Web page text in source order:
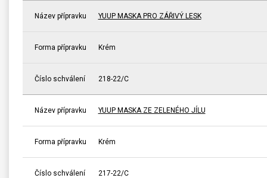
Název přípravku YUUP MASKA PRO ZÁŘIVÝ LESK
Forma přípravku Krém
Číslo schválení 218-22/C
Název přípravku YUUP MASKA ZE ZELENÉHO JÍLU
Forma přípravku Krém
Číslo schválení 217-22/C